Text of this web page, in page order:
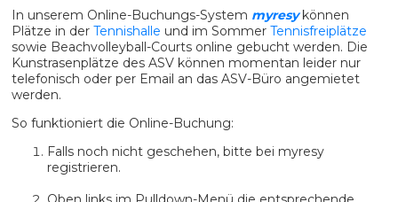
In unserem Online-Buchungs-System myresy können
Plätze in der Tennishalle und im Sommer Tennisfreiplätze
sowie Beachvolleyball-Courts online gebucht werden. Die
Kunstrasenplätze des ASV können momentan leider nur
telefonisch oder per Email an das ASV-Büro angemietet
werden.
So funktioniert die Online-Buchung:
Falls noch nicht geschehen, bitte bei myresy
registrieren.